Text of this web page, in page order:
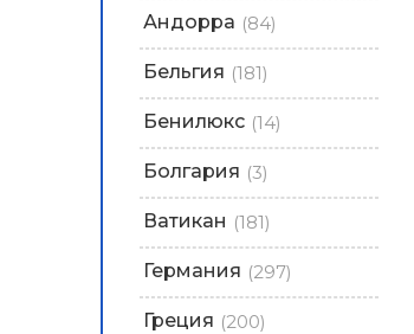
Андорра (84)
Бельгия (181)
Бенилюкс (14)
Болгария (3)
Ватикан (181)
Германия (297)
Греция (200)